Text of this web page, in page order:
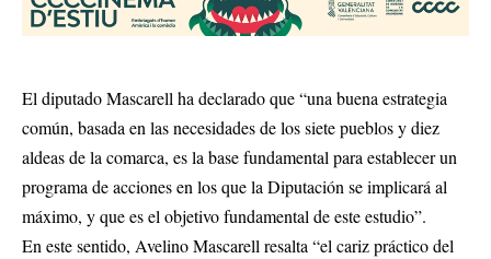
El diputado Mascarell ha declarado que “una buena estrategia
común, basada en las necesidades de los siete pueblos y diez
aldeas de la comarca, es la base fundamental para establecer un
programa de acciones en los que la Diputación se implicará al
máximo, y que es el objetivo fundamental de este estudio”.
En este sentido, Avelino Mascarell resalta “el cariz práctico del